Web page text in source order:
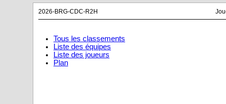
2026-BRG-CDC-R2H
Tous les classements
Liste des équipes
Liste des joueurs
Plan